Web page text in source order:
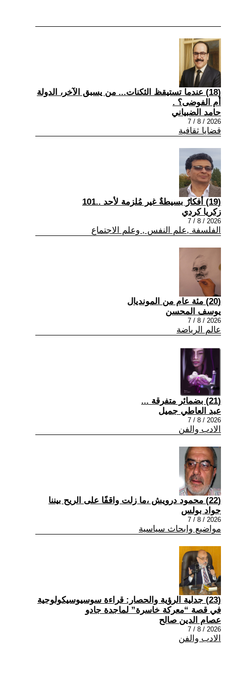
(18) عندما تستيقظ الثكنات... من يسبق الآخر، الدولة
أم الفوضى؟ .
حامد الضبياني
2026 / 8 / 7
قضايا ثقافية
(19) أفكارٌ بسيطةٌ غير مُلزمة لأحد ..101
زكريا كردي
2026 / 8 / 7
الفلسفة ,علم النفس , وعلم الاجتماع
(20) مئة عام من المونديال
يوسف المحسن
2026 / 8 / 7
عالم الرياضة
(21) بضمائر متفرقة ...
عبد العاطي جميل
2026 / 8 / 7
الادب والفن
(22) محمود درويش ،ما زلت واقفًا على الريح بيننا
جواد بولس
2026 / 8 / 7
مواضيع وابحاث سياسية
(23) جدلية الرؤية والحصار: قراءة سوسيوسيكولوجية
في قصة “معركة خاسرة” لماجدة جادو
عصام الدين صالح
2026 / 8 / 7
الادب والفن